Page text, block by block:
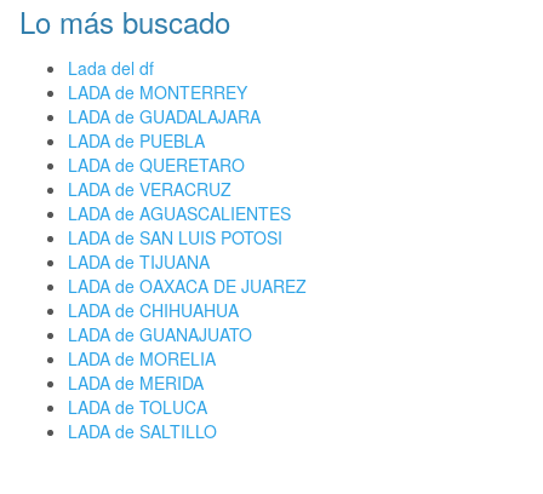
Lo más buscado
Lada del df
LADA de MONTERREY
LADA de GUADALAJARA
LADA de PUEBLA
LADA de QUERETARO
LADA de VERACRUZ
LADA de AGUASCALIENTES
LADA de SAN LUIS POTOSI
LADA de TIJUANA
LADA de OAXACA DE JUAREZ
LADA de CHIHUAHUA
LADA de GUANAJUATO
LADA de MORELIA
LADA de MERIDA
LADA de TOLUCA
LADA de SALTILLO